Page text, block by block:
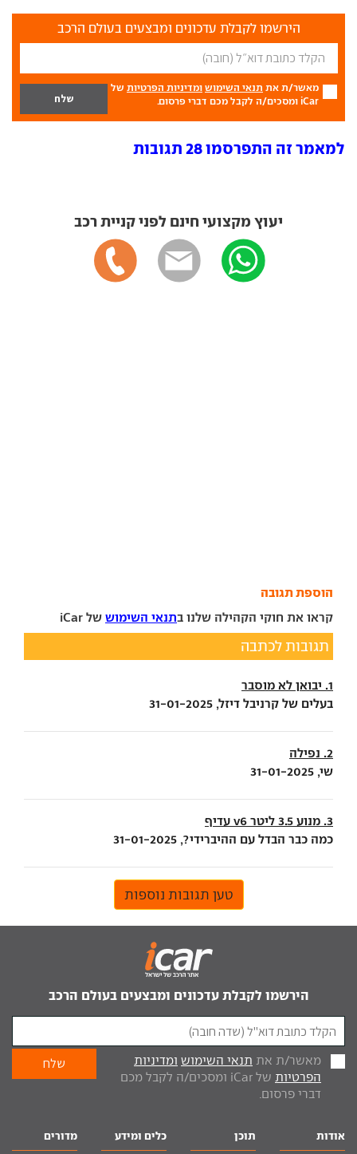
הירשמו לקבלת עדכונים ומבצעים בעולם הרכב
מאשר/ת את תנאי השימוש ומדיניות הפרטיות של
iCar ומסכים/ה לקבל מכם דברי פרסום.
למאמר זה התפרסמו 28 תגובות
יעוץ מקצועי חינם לפני קניית רכב
הוספת תגובה
קראו את חוקי הקהילה שלנו בתנאי השימוש של iCar
תגובות לכתבה
1. יבואן לא מוסבר
בעלים של קרניבל דיזל, 31-01-2025
2. נפילה
שי, 31-01-2025
3. מנוע 3.5 ליטר v6 עדיף
כמה כבר הבדל עם ההיברידי?, 31-01-2025
טען תגובות נוספות
הירשמו לקבלת עדכונים ומבצעים בעולם הרכב
מאשר/ת את תנאי השימוש ומדיניות
הפרטיות
של iCar ומסכים/ה לקבל מכם
דברי פרסום.
אודות תוכן כלים ומידע מדורים